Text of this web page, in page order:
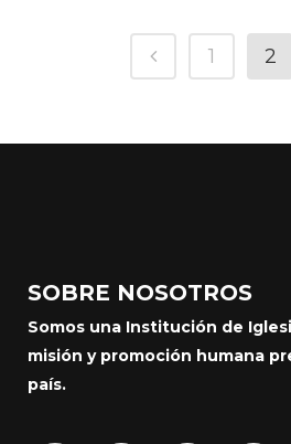
1 2
SOBRE NOSOTROS
Somos una Institución de
misión y promoción humana
país.